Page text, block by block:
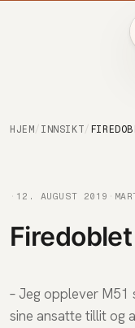
HJEM / INNSIKT/
· 12. AUGUST 2019 ·
– Jeg opplever M51
sine ansatte tillit og